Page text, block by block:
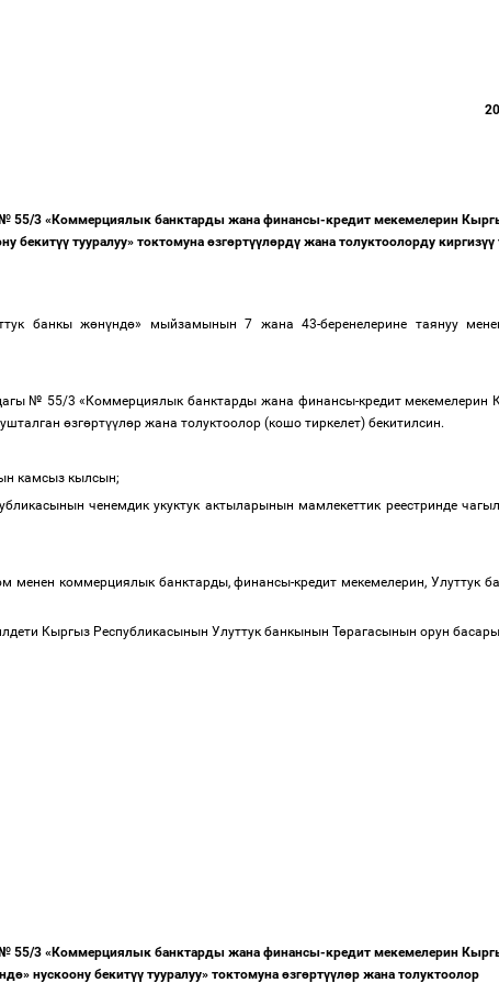
№ 55/3 «Коммерциялык банктарды жана финансы-кредит мекемелерин
бекитүү тууралуу» токтомуна өзгөртүүлөрдү жана толуктоолорду киргизүү
банкы жөнүндө» мыйзамынын 7 жана 43-беренелерине таянуу
№ 55/3 « Коммерциялык банктарды жана финансы-кредит мекемелерин
өзгөртүүлөр жана толуктоолор (кошо тиркелет) бекитилсин.
камсыз кылсын;
ченемдик укуктук актыларынын мамлекеттик реестринде
менен коммерциялык банктарды,финансы-кредит мекемелерин, Улуттук
Кыргыз Республикасынын Улуттук банкынын Төрагасынын орун басары
№ 55/3 «Коммерциялык банктарды жана финансы-кредит мекемелерин
ө» нускоону бекитүү тууралуу» токтомуна өзгөртүүлөр жана толуктоолор